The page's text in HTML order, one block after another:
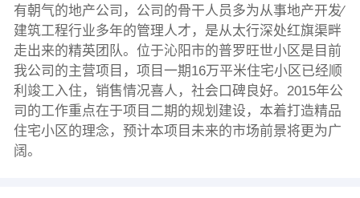
有朝气的地产公司，公司的骨干人员多为从事地产开发∕
建筑工程行业多年的管理人才，是从太行深处红旗渠畔
走出来的精英团队。位于沁阳市的普罗旺世小区是目前
我公司的主营项目，项目一期16万平米住宅小区已经顺
利竣工入住，销售情况喜人，社会口碑良好。2015年公
司的工作重点在于项目二期的规划建设，本着打造精品
住宅小区的理念，预计本项目未来的市场前景将更为广
阔。